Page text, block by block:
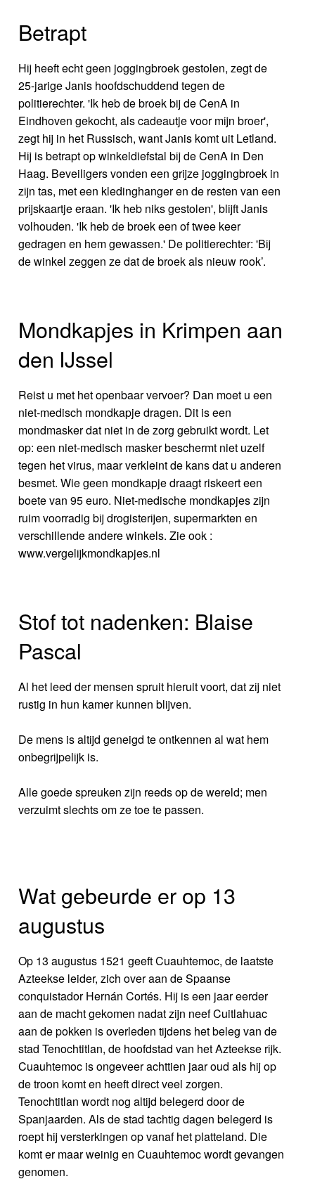
Betrapt
Hij heeft echt geen joggingbroek gestolen, zegt de
25-jarige Janis hoofdschuddend tegen de
politierechter. 'Ik heb de broek bij de CenA in
Eindhoven gekocht, als cadeautje voor mijn broer',
zegt hij in het Russisch, want Janis komt uit Letland.
Hij is betrapt op winkeldiefstal bij de CenA in Den
Haag. Beveiligers vonden een grijze joggingbroek in
zijn tas, met een kledinghanger en de resten van een
prijskaartje eraan. 'Ik heb niks gestolen', blijft Janis
volhouden. 'Ik heb de broek een of twee keer
gedragen en hem gewassen.' De politierechter: 'Bij
de winkel zeggen ze dat de broek als nieuw rook’.
Mondkapjes in Krimpen aan
den IJssel
Reist u met het openbaar vervoer? Dan moet u een
niet-medisch mondkapje dragen. Dit is een
mondmasker dat niet in de zorg gebruikt wordt. Let
op: een niet-medisch masker beschermt niet uzelf
tegen het virus, maar verkleint de kans dat u anderen
besmet. Wie geen mondkapje draagt riskeert een
boete van 95 euro. Niet-medische mondkapjes zijn
ruim voorradig bij drogisterijen, supermarkten en
verschillende andere winkels. Zie ook :
www.vergelijkmondkapjes.nl
Stof tot nadenken: Blaise
Pascal
Al het leed der mensen spruit hieruit voort, dat zij niet
rustig in hun kamer kunnen blijven.
De mens is altijd geneigd te ontkennen al wat hem
onbegrijpelijk is.
Alle goede spreuken zijn reeds op de wereld; men
verzuimt slechts om ze toe te passen.
Wat gebeurde er op 13
augustus
Op 13 augustus 1521 geeft Cuauhtemoc, de laatste
Azteekse leider, zich over aan de Spaanse
conquistador Hernán Cortés. Hij is een jaar eerder
aan de macht gekomen nadat zijn neef Cuitlahuac
aan de pokken is overleden tijdens het beleg van de
stad Tenochtitlan, de hoofdstad van het Azteekse rijk.
Cuauhtemoc is ongeveer achttien jaar oud als hij op
de troon komt en heeft direct veel zorgen.
Tenochtitlan wordt nog altijd belegerd door de
Spanjaarden. Als de stad tachtig dagen belegerd is
roept hij versterkingen op vanaf het platteland. Die
komt er maar weinig en Cuauhtemoc wordt gevangen
genomen.